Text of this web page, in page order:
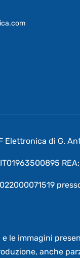
Elettronica di G.
le immagini
anche